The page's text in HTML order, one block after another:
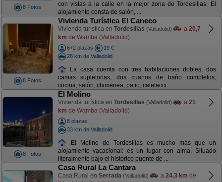
8 Fotos
con vistas a la calle en la mejor zona de Tordesillas. El
alojamiento consta de salón, ...
8 Fotos
Vivienda Turística El Caneco
Vivienda turística en Tordesillas (Valladolid) a 20,7
km de Wamba (Valladolid)
6+2 plazas
19 €
28 km de Valladolid
La casa cuenta con tres habitaciones dobles, dos
camas supletorias, dos cuartos de baño completos,
cocina, salón, chimenea, patio, calefacci ...
8 Fotos
El Molino
Vivienda turística en Tordesillas (Valladolid) a 21
km de Wamba (Valladolid)
8 plazas
33 km de Valladolid
El Molino de Tordesillas es mucho más que un
alojamiento vacacional: es un lugar con alma. Situado
literalmente bajo el histórico puente de ...
Casa Rural La Cantara
Casa Rural en Serrada (Valladolid) a 24,3 km de